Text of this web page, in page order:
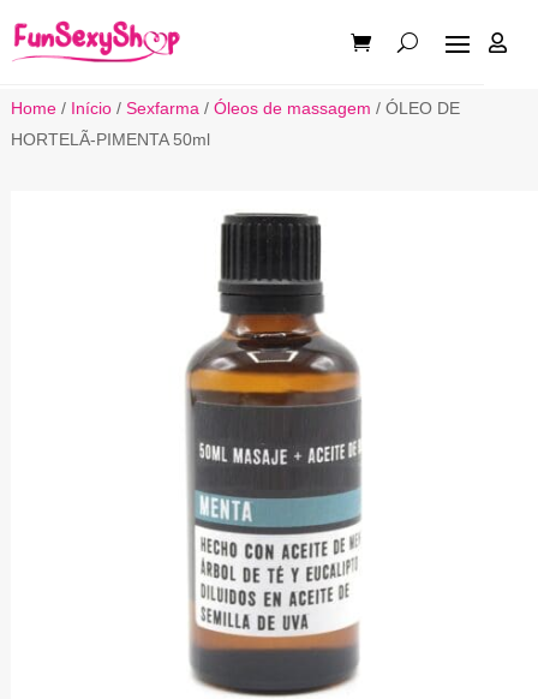

Home/ Início/ Sexfarma / Óleos de massagem / ÓLEO DE
HORTELÃ-PIMENTA 50ml